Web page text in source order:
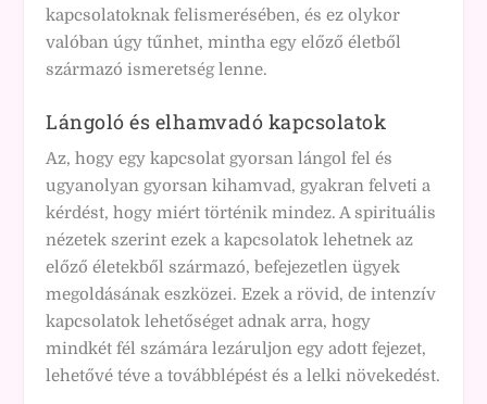
kapcsolatoknak felismerésében, és ez olykor
valóban úgy tűnhet, mintha egy előző életből
származó ismeretség lenne.
Lángoló és elhamvadó kapcsolatok
Az, hogy egy kapcsolat gyorsan lángol fel és
ugyanolyan gyorsan kihamvad, gyakran felveti a
kérdést, hogy miért történik mindez. A spirituális
nézetek szerint ezek a kapcsolatok lehetnek az
előző életekből származó, befejezetlen ügyek
megoldásának eszközei. Ezek a rövid, de intenzív
kapcsolatok lehetőséget adnak arra, hogy
mindkét fél számára lezáruljon egy adott fejezet,
lehetővé téve a továbblépést és a lelki növekedést.